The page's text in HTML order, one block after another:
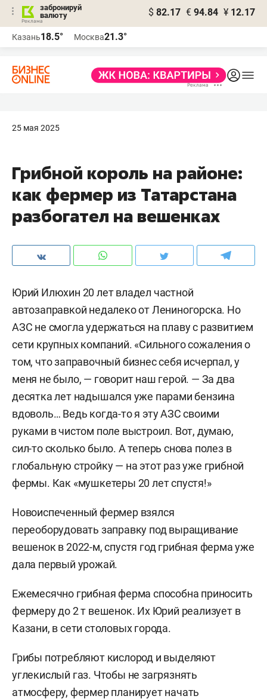
забронируй
валюту
$ 82.17 € 94.84 ¥ 12.17
Казань18.5° Москва21.3°
25 мая 2025
Грибной король на районе:
как фермер из Татарстана
разбогател на вешенках
Юрий Илюхин 20 лет владел частной
автозаправкой недалеко от Лениногорска. Но
АЗС не смогла удержаться на плаву с развитием
сети крупных компаний. «Сильного сожаления о
том, что заправочный бизнес себя исчерпал, у
меня не было, — говорит наш герой. — За два
десятка лет надышался уже парами бензина
вдоволь… Ведь когда-то я эту АЗС своими
руками в чистом поле выстроил. Вот, думаю,
сил-то сколько было. А теперь снова полез в
глобальную стройку — на этот раз уже грибной
фермы. Как «мушкетеры 20 лет спустя!»
Новоиспеченный фермер взялся
переоборудовать заправку под выращивание
вешенок в 2022-м, спустя год грибная ферма уже
дала первый урожай.
Ежемесячно грибная ферма способна приносить
фермеру до 2 т вешенок. Их Юрий реализует в
Казани, в сети столовых города.
Грибы потребляют кислород и выделяют
углекислый газ. Чтобы не загрязнять
атмосферу, фермер планирует начать